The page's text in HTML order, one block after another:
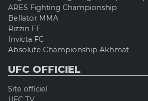
ARES Fighting Championship
Bellator MMA
Rizzin FF
Invicta FC
Absolute Championship Akhmat
UFC OFFICIEL
Site officiel